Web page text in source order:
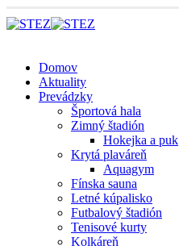
Domov
Aktuality
Prevádzky
Športová hala
Zimný štadión
Hokejka a puk
Krytá plaváreň
Aquagym
Fínska sauna
Letné kúpalisko
Futbalový štadión
Tenisové kurty
Kolkáreň